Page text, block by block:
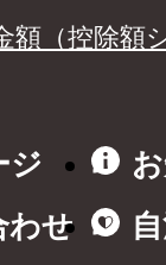
額（控除額
ジ
わせ